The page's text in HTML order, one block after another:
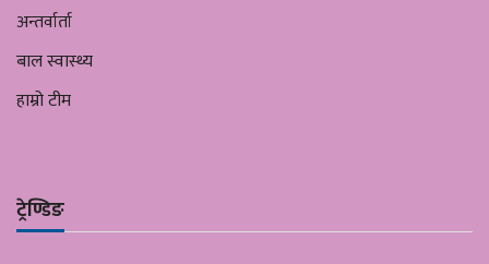
अन्तर्वार्ता
बाल स्वास्थ्य
हाम्रो टीम
ट्रेण्डिङ